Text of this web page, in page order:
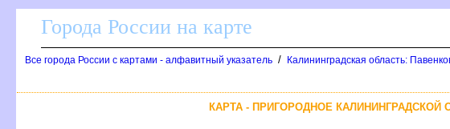
Города России на карте
се города России с картами - алфавитный указатель / Калининградская область:
КАРТА - ПРИГОРОДНОЕ КАЛИНИНГРАДСКОЙ